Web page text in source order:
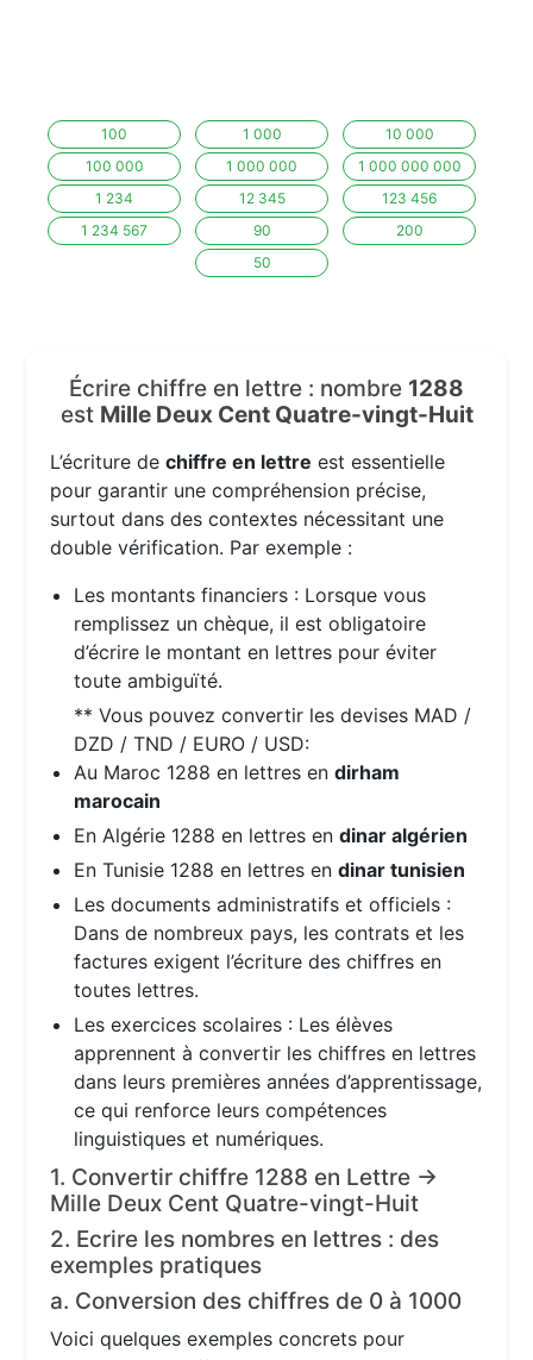
100 1 000
10 000
100 000
1 000 000
1 000 000 000
1 234
12 345
123 456
1 234 567
90
200
50
Écrire chiffre en lettre : nombre 1288
est Mille Deux Cent Quatre-vingt-Huit
L’écriture dechiffre en lettre est essentielle
pour garantir une compréhension précise,
surtout dans des contextes nécessitant une
double vérification. Par exemple :
Les montants financiers : Lorsque vous
remplissez un chèque, il est obligatoire
d’écrire le montant en lettres pour éviter
toute ambiguïté.
** Vous pouvez convertir les devises MAD /
DZD / TND / EURO / USD:
Au Maroc 1288 en lettres endirham
marocain
En Algérie 1288 en lettres endinar algérien
En Tunisie 1288 en lettres endinar tunisien
Les documents administratifs et officiels :
Dans de nombreux pays, les contrats et les
factures exigent l’écriture des chiffres en
toutes lettres.
Les exercices scolaires : Les élèves
apprennent à convertir les chiffres en lettres
dans leurs premières années d’apprentissage,
ce qui renforce leurs compétences
linguistiques et numériques.
1. Convertir chiffre 1288 en Lettre →
Mille Deux Cent Quatre-vingt-Huit
2. Ecrire les nombres en lettres : des
exemples pratiques
a. Conversion des chiffres de 0 à 1000
Voici quelques exemples concrets pour